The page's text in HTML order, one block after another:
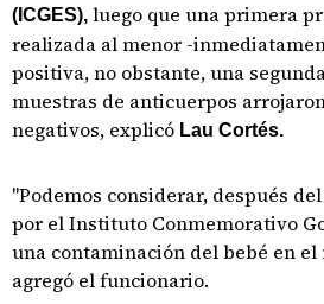
(ICGES), luego que una primera
realizada al menor -
positiva, no obstante, una
muestras de anticuerpos
negativos, explicó Lau Cortés.
"Podemos considerar, después
por el Instituto Conmemorativo
una contaminación del bebé en
agregó el funcionario.